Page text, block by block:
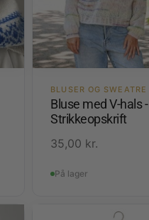
BLUSER OG SWEATRE
Bluse med V-hals -
Strikkeopskrift
35,00 kr.
På lager